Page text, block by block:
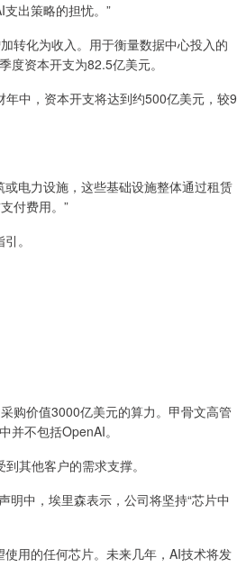
出策略的担忧。”
转化为收入。用于衡量数据中心投入的
资本开支为82.5亿美元。
中，资本开支将达到约500亿美元，较9
电力设施，这些基础设施整体通过租赁
付费用。”
。
购价值3000亿美元的算力。甲骨文高管
不包括OpenAI。
其他客户的需求支撑。
中，埃里森表示，公司将坚持“芯片中
用的任何芯片。未来几年，AI技术将发